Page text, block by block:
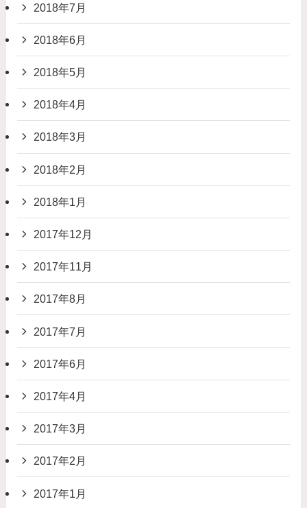
2018年7月
2018年6月
2018年5月
2018年4月
2018年3月
2018年2月
2018年1月
2017年12月
2017年11月
2017年8月
2017年7月
2017年6月
2017年4月
2017年3月
2017年2月
2017年1月